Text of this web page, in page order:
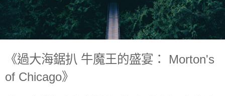
《過大海鋸扒 牛魔王的盛宴： Morton's
of Chicago》